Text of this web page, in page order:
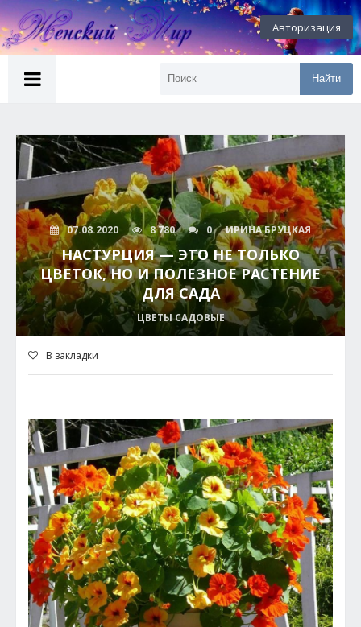
Авторизация
Найти
07.08.2020 8 780 0 ИРИНА БРУЦКАЯ
НАСТУРЦИЯ — ЭТО НЕ ТОЛЬКО
ЦВЕТОК, НО И ПОЛЕЗНОЕ РАСТЕНИЕ
ДЛЯ САДА
ЦВЕТЫ САДОВЫЕ
В закладки